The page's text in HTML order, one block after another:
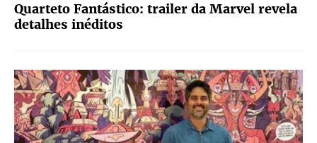
Quarteto Fantástico: trailer da Marvel revela
detalhes inéditos